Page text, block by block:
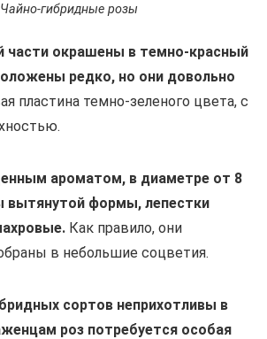
Чайно-гибридные розы
части окрашены в темно-красный
редко, но они довольно
пластина темно-зеленого цвета, с
ароматом, в диаметре от 8
вытянутой формы, лепестки
Как правило, они
в небольшие соцветия.
сортов неприхотливы в
роз потребуется особая